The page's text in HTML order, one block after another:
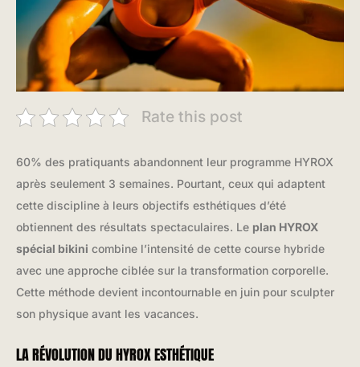
Rate this post
60% des pratiquants abandonnent leur programme HYROX
après seulement 3 semaines. Pourtant, ceux qui adaptent
cette discipline à leurs objectifs esthétiques d’été
obtiennent des résultats spectaculaires. Le plan HYROX
spécial bikini combine l’intensité de cette course hybride
avec une approche ciblée sur la transformation corporelle.
Cette méthode devient incontournable en juin pour sculpter
son physique avant les vacances.
LA RÉVOLUTION DU HYROX ESTHÉTIQUE